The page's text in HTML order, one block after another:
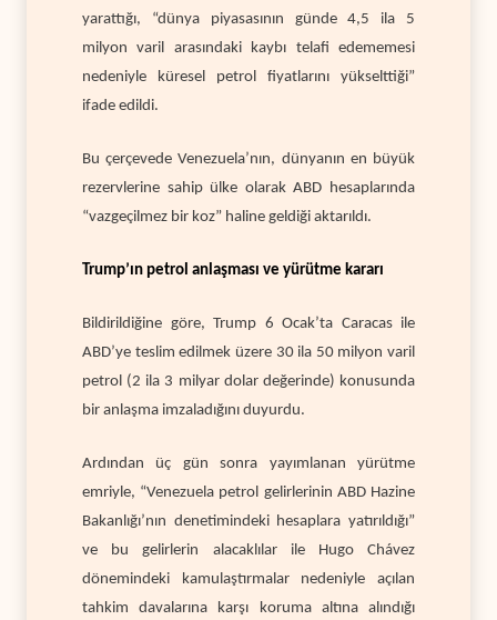
yarattığı, “dünya piyasasının günde 4,5 ila 5
milyon varil arasındaki kaybı telafi edememesi
nedeniyle küresel petrol fiyatlarını yükselttiği”
ifade edildi.
Bu çerçevede Venezuela’nın, dünyanın en büyük
rezervlerine sahip ülke olarak ABD hesaplarında
“vazgeçilmez bir koz” haline geldiği aktarıldı.
Trump’ın petrol anlaşması ve yürütme kararı
Bildirildiğine göre, Trump 6 Ocak’ta Caracas ile
ABD’ye teslim edilmek üzere 30 ila 50 milyon varil
petrol (2 ila 3 milyar dolar değerinde) konusunda
bir anlaşma imzaladığını duyurdu.
Ardından üç gün sonra yayımlanan yürütme
emriyle, “Venezuela petrol gelirlerinin ABD Hazine
Bakanlığı’nın denetimindeki hesaplara yatırıldığı”
ve bu gelirlerin alacaklılar ile Hugo Chávez
dönemindeki kamulaştırmalar nedeniyle açılan
tahkim davalarına karşı koruma altına alındığı